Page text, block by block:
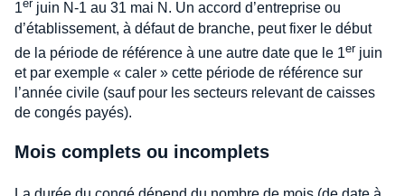
1er juin N-1 au 31 mai N. Un accord d’entreprise ou
d’établissement, à défaut de branche, peut fixer le début
de la période de référence à une autre date que le 1er juin
et par exemple « caler » cette période de référence sur
l’année civile (sauf pour les secteurs relevant de caisses
de congés payés).
Mois complets ou incomplets